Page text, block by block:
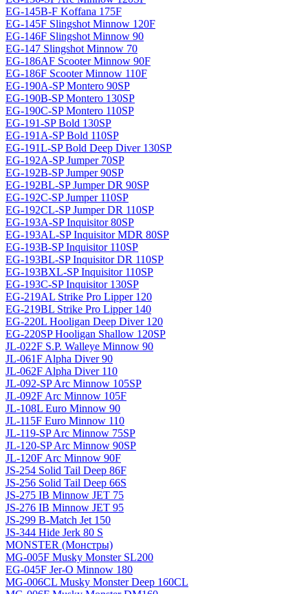
EG-145B-F Koffana 175F
EG-145F Slingshot Minnow 120F
EG-146F Slingshot Minnow 90
EG-147 Slingshot Minnow 70
EG-186AF Scooter Minnow 90F
EG-186F Scooter Minnow 110F
EG-190A-SP Montero 90SP
EG-190B-SP Montero 130SP
EG-190C-SP Montero 110SP
EG-191-SP Bold 130SP
EG-191A-SP Bold 110SP
EG-191L-SP Bold Deep Diver 130SP
EG-192A-SP Jumper 70SP
EG-192B-SP Jumper 90SP
EG-192BL-SP Jumper DR 90SP
EG-192C-SP Jumper 110SP
EG-192CL-SP Jumper DR 110SP
EG-193A-SP Inquisitor 80SP
EG-193AL-SP Inquisitor MDR 80SP
EG-193B-SP Inquisitor 110SP
EG-193BL-SP Inquisitor DR 110SP
EG-193BXL-SP Inquisitor 110SP
EG-193C-SP Inquisitor 130SP
EG-219AL Strike Pro Lipper 120
EG-219BL Strike Pro Lipper 140
EG-220L Hooligan Deep Diver 120
EG-220SP Hooligan Shallow 120SP
JL-022F S.P. Walleye Minnow 90
JL-061F Alpha Diver 90
JL-062F Alpha Diver 110
JL-092-SP Arc Minnow 105SP
JL-092F Arc Minnow 105F
JL-108L Euro Minnow 90
JL-115F Euro Minnow 110
JL-119-SP Arc Minnow 75SP
JL-120-SP Arc Minnow 90SP
JL-120F Arc Minnow 90F
JS-254 Solid Tail Deep 86F
JS-256 Solid Tail Deep 66S
JS-275 IB Minnow JET 75
JS-276 IB Minnow JET 95
JS-299 B-Match Jet 150
JS-344 Hide Jerk 80 S
MONSTER (Монстры)
MG-005F Musky Monster SL200
EG-045F Jer-O Minnow 180
MG-006CL Musky Monster Deep 160CL